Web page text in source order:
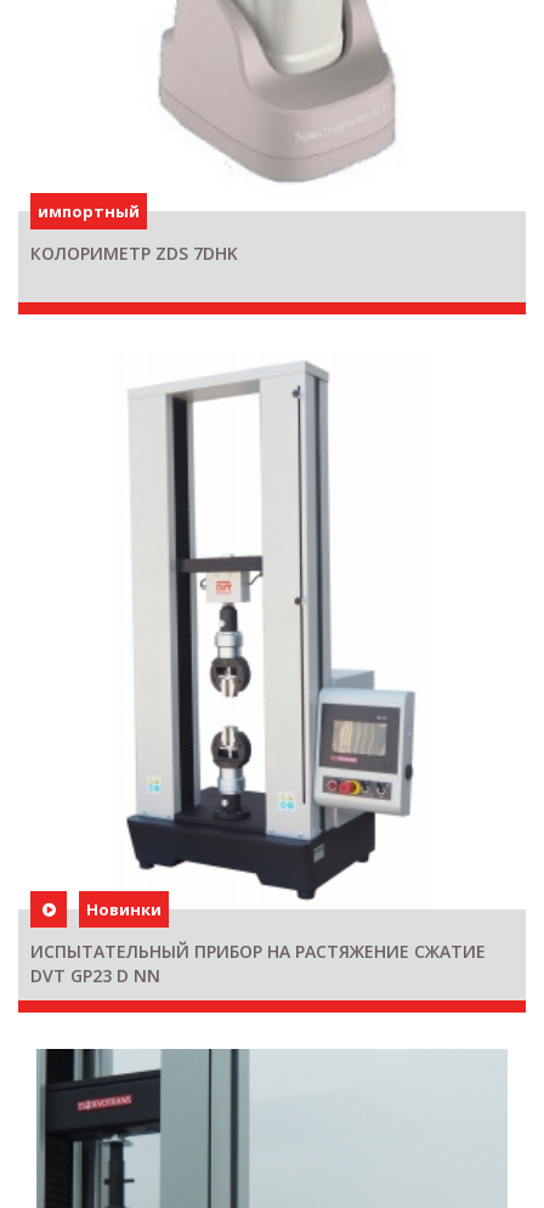
импортный
КОЛОРИМЕТР ZDS 7DHK
Новинки
ИСПЫТАТЕЛЬНЫЙ ПРИБОР НА РАСТЯЖЕНИЕ СЖАТИЕ
DVT GP23 D NN